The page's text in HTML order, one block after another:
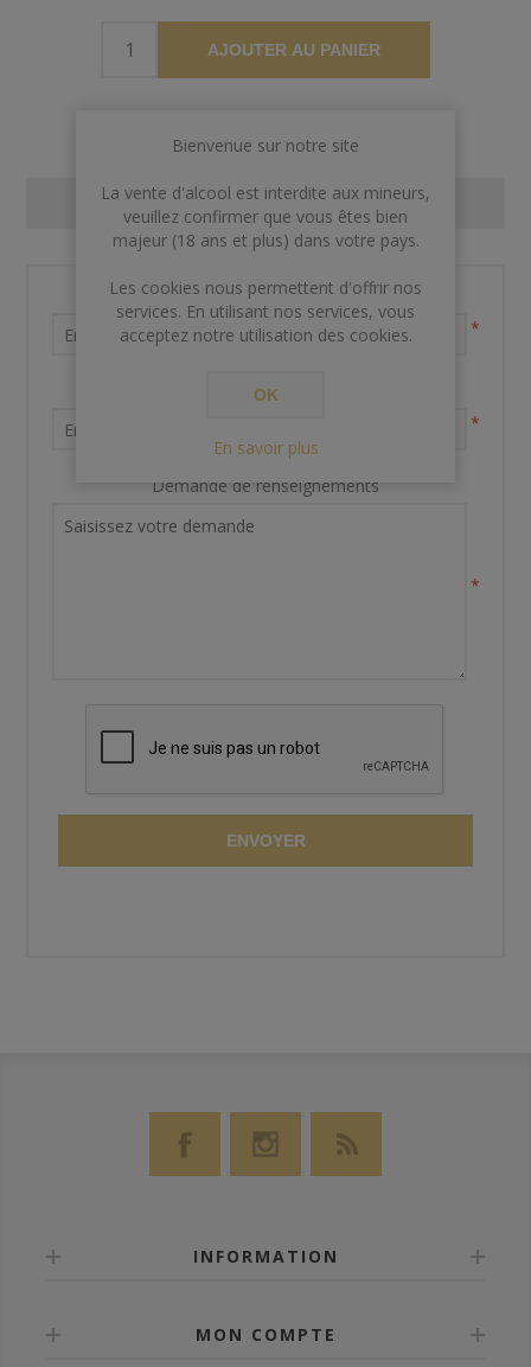
AJOUTER AU PANIER
CONTACT US
Nom et prénom
*
Votre adresse email
*
Demande de renseignements
*
ENVOYER
INFORMATION
MON COMPTE
Bienvenue sur notre site
La vente d'alcool est interdite aux mineurs,
veuillez confirmer que vous êtes bien
majeur (18 ans et plus) dans votre pays.
Les cookies nous permettent d'offrir nos
services. En utilisant nos services, vous
acceptez notre utilisation des cookies.
OK
En savoir plus